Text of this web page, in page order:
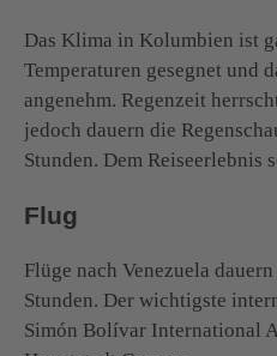
Das Klima in Kolumbien ist
Temperaturen gesegnet und
angenehm. Regenzeit
jedoch dauern die
Stunden. Dem Reiseerlebnis
Flug
Flüge nach Venezuela
Stunden. Der wichtigste
Simón Bolívar International